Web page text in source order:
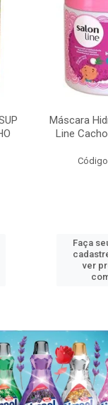
Máscara
Line
Faça
ver